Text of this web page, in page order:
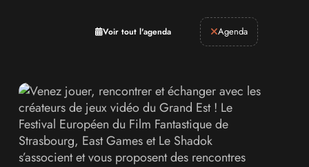
Voir tout l'agenda Agenda